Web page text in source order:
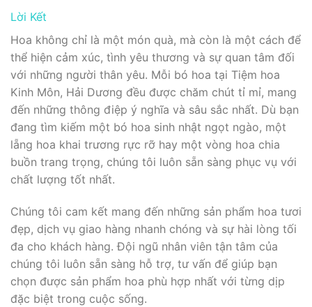
Lời Kết
Hoa không chỉ là một món quà, mà còn là một cách để
thể hiện cảm xúc, tình yêu thương và sự quan tâm đối
với những người thân yêu. Mỗi bó hoa tại Tiệm hoa
Kinh Môn, Hải Dương đều được chăm chút tỉ mỉ, mang
đến những thông điệp ý nghĩa và sâu sắc nhất. Dù bạn
đang tìm kiếm một bó hoa sinh nhật ngọt ngào, một
lẵng hoa khai trương rực rỡ hay một vòng hoa chia
buồn trang trọng, chúng tôi luôn sẵn sàng phục vụ với
chất lượng tốt nhất.
Chúng tôi cam kết mang đến những sản phẩm hoa tươi
đẹp, dịch vụ giao hàng nhanh chóng và sự hài lòng tối
đa cho khách hàng. Đội ngũ nhân viên tận tâm của
chúng tôi luôn sẵn sàng hỗ trợ, tư vấn để giúp bạn
chọn được sản phẩm hoa phù hợp nhất với từng dịp
đặc biệt trong cuộc sống.